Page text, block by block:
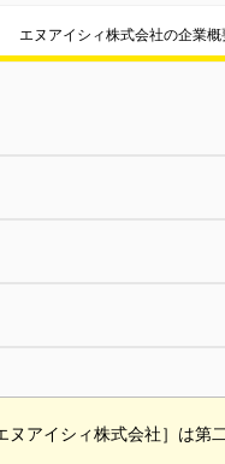
エヌアイシィ株式会社の企業概
アイシィ株式会社］は第